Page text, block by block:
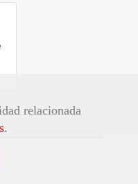
relacionada
.